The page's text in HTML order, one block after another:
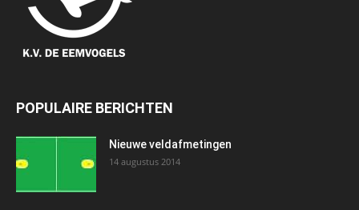
POPULAIRE BERICHTEN
Nieuwe veldafmetingen
14 augustus 2014